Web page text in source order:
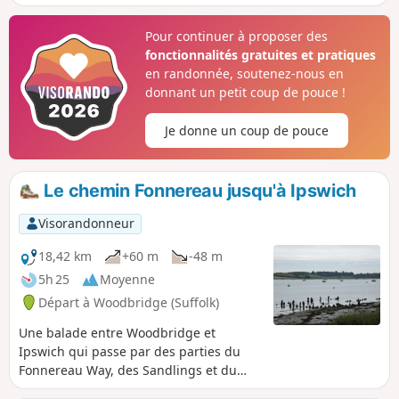
Pour continuer à proposer des
fonctionnalités gratuites et pratiques
en randonnée, soutenez-nous en
donnant un petit coup de pouce !
Je donne un coup de pouce
Le chemin Fonnereau jusqu'à Ipswich
Visorandonneur
18,42 km
+60 m
-48 m
5h 25
Moyenne
Départ à Woodbridge (Suffolk)
Une balade entre Woodbridge et
Ipswich qui passe par des parties du
Fonnereau Way, des Sandlings et du
Fynn Valley Way. Cette balade relie les